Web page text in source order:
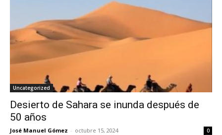
Uncategorized
Desierto de Sahara se inunda después de
50 años
José Manuel Gómez - octubre 15, 2024 0